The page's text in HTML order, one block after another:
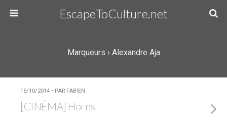
EscapeToCulture.net
Marqueurs › Alexandre Aja
16/10/2014 • PAR FAB!EN
[CINÉMA] Horns